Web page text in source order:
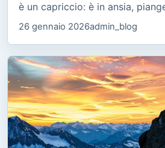
è un capriccio: è in ansia,
26 gennaio 2026admin_blog